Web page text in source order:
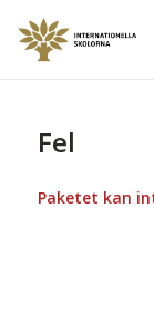
Fel
Paketet kan